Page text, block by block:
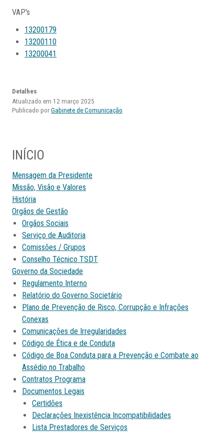
VAP's
13200179
13200110
13200041
Detalhes
Atualizado em 12 março 2025
Publicado porGabinete de Comunicação
INÍCIO
Mensagem da Presidente
Missão, Visão e Valores
História
Orgãos de Gestão
Orgãos Sociais
Serviço de Auditoria
Comissões / Grupos
Conselho Técnico TSDT
Governo da Sociedade
Regulamento Interno
Relatório do Governo Societário
Plano de Prevenção de Risco, Corrupção e Infrações
Conexas
Comunicações de Irregularidades
Código de Ética e de Conduta
Código de Boa Conduta para a Prevenção e Combate ao
Assédio no Trabalho
Contratos Programa
Documentos Legais
Certidões
Declarações Inexistência Incompatibilidades
Lista Prestadores de Serviços